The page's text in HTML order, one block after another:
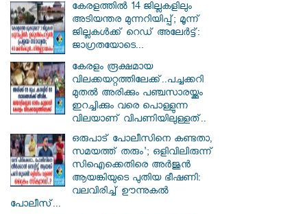
കേരളത്തിൽ 14 ജില്ലകളിലും
അടിയന്തര മുന്നറിയിപ്പ്; മൂന്ന്
ജില്ലകൾക്ക് റെഡ് അലേർട്ട്:
ജാഗ്രതയോടെ...
കേരളം രൂക്ഷമായ
വിലക്കയറ്റത്തിലേക്ക്..പച്ചക്കറി
മുതൽ അരിക്കും പഞ്ചസാരയ്ക്കും
ഇറച്ചിക്കും വരെ പൊള്ളുന്ന
വിലയാണ് വിപണിയിലുള്ളത്..
ഒരുപാട് പോലീസിനെ കണ്ടതാ,
സമയത്ത് തരും'; ഒളിവിലിരുന്ന്
സിഐക്കെതിരെ അർജുൻ
ആയങ്കിയുടെ പുതിയ ഭീഷണി:
വലവിരിച്ച് ഊന്നുകൽ
പോലീസ്...